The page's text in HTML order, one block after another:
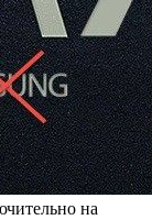
на